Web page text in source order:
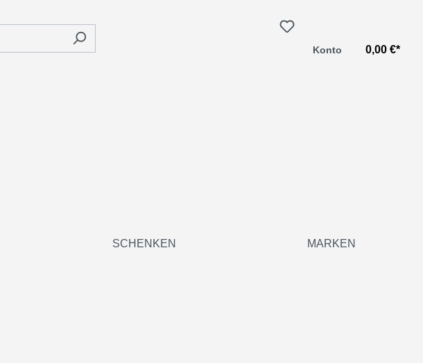
Konto 0,00 €*
SCHENKEN MARKEN